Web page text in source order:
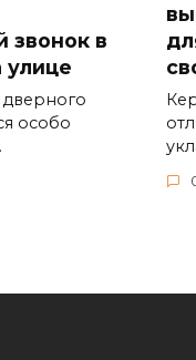
звонок в
улице
особо